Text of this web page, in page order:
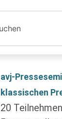
avj-
klassischen
20